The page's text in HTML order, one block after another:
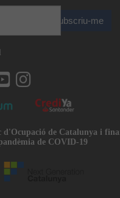
Subscriu-me
de Catalunya i
de COVID-19